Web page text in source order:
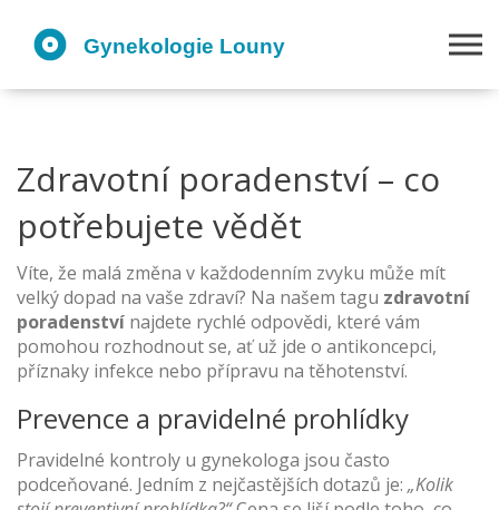
Zdravotní poradenství – co
potřebujete vědět
Víte, že malá změna v každodenním zvyku může mít
velký dopad na vaše zdraví? Na našem tagu zdravotní
poradenství najdete rychlé odpovědi, které vám
pomohou rozhodnout se, ať už jde o antikoncepci,
příznaky infekce nebo přípravu na těhotenství.
Prevence a pravidelné prohlídky
Pravidelné kontroly u gynekologa jsou často
podceňované. Jedním z nejčastějších dotazů je: „Kolik